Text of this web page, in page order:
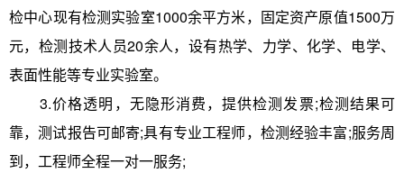
检中心现有检测实验室1000余平方米，固定资产原值1500万
元，检测技术人员20余人，设有热学、力学、化学、电学、
表面性能等专业实验室。
3.价格透明，无隐形消费，提供检测发票;检测结果可
靠，测试报告可邮寄;具有专业工程师，检测经验丰富;服务周
到，工程师全程一对一服务;